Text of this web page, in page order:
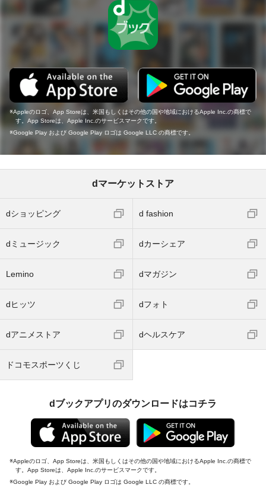
Appleのロゴ、App Storeは、米国もしくはその他の国や地域におけるApple Inc.の商標で
す。App Storeは、Apple Inc.のサービスマークです。
Google Play および Google Play ロゴは Google LLC の商標です。
dマーケットストア
dショッピング d fashion
dミュージック dカーシェア
Lemino dマガジン
dヒッツ dフォト
dアニメストア dヘルスケア
ドコモスポーツくじ
dブックアプリのダウンロードはコチラ
Appleのロゴ、App Storeは、米国もしくはその他の国や地域におけるApple Inc.の商標で
す。App Storeは、Apple Inc.のサービスマークです。
Google Play および Google Play ロゴは Google LLC の商標です。